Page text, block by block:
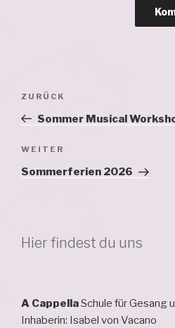
Beitragsnavigation
Vorheriger
Beitrag
ZURÜCK
Sommer Musical
Nächster
Beitrag
WEITER
Sommerferien 2026
Hier findest du uns
A CappellaSchule für Gesang
Inhaberin: Isabel von Vacano